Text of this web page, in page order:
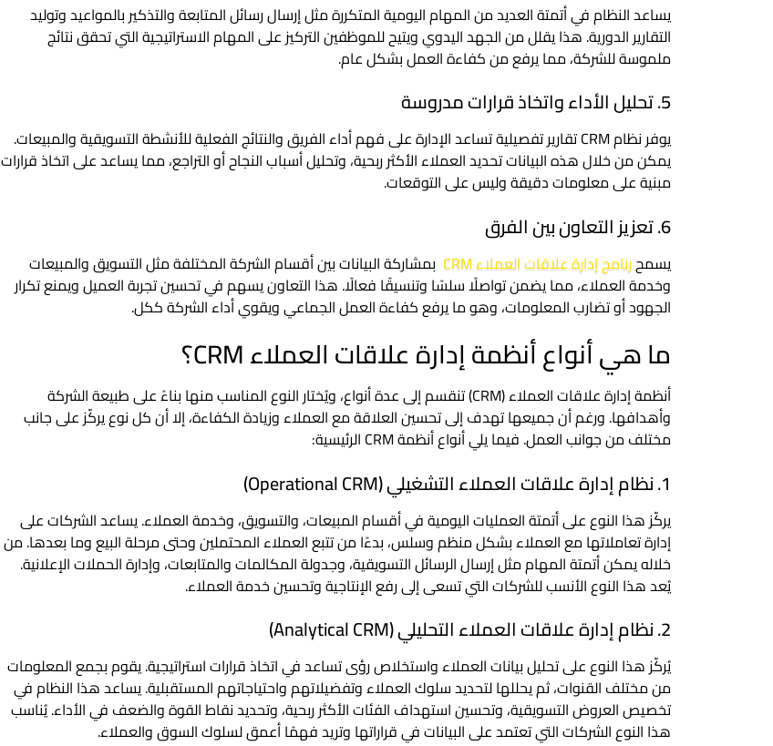
يساعد النظام في أتمتة العديد من المهام اليومية المتكررة مثل إرسال رسائل المتابعة والتذكير بالمواعيد وتوليد
التقارير الدورية. هذا يقلل من الجهد اليدوي ويتيح للموظفين التركيز على المهام الاستراتيجية التي تحقق نتائج
ملموسة للشركة، مما يرفع من كفاءة العمل بشكل عام.
5. تحليل الأداء واتخاذ قرارات مدروسة
يوفر نظام CRM تقارير تفصيلية تساعد الإدارة على فهم أداء الفريق والنتائج الفعلية للأنشطة التسويقية والمبيعات.
يمكن من خلال هذه البيانات تحديد العملاء الأكثر ربحية، وتحليل أسباب النجاح أو التراجع، مما يساعد على اتخاذ قرارات
مبنية على معلومات دقيقة وليس على التوقعات.
6. تعزيز التعاون بين الفرق
يسمحرنامج إدارة علاقات العملاء CRM
بمشاركة البيانات بين أقسام الشركة المختلفة مثل التسويق والمبيعات
وخدمة العملاء، مما يضمن تواصلًا سلسًا وتنسيقًا فعالًا. هذا التعاون يسهم في تحسين تجربة العميل ويمنع تكرار
الجهود أو تضارب المعلومات، وهو ما يرفع كفاءة العمل الجماعي ويقوي أداء الشركة ككل.
ما هي أنواع أنظمة إدارة علاقات العملاء CRM؟
أنظمة إدارة علاقات العملاء (CRM) تنقسم إلى عدة أنواع، ويُختار النوع المناسب منها بناءً على طبيعة الشركة
وأهدافها. ورغم أن جميعها تهدف إلى تحسين العلاقة مع العملاء وزيادة الكفاءة، إلا أن كل نوع يركّز على جانب
مختلف من جوانب العمل. فيما يلي أنواع أنظمة CRM الرئيسية:
1. نظام إدارة علاقات العملاء التشغيلي (Operational CRM)
يركّز هذا النوع على أتمتة العمليات اليومية في أقسام المبيعات، والتسويق، وخدمة العملاء. يساعد الشركات على
إدارة تعاملاتها مع العملاء بشكل منظم وسلس، بدءًا من تتبع العملاء المحتملين وحتى مرحلة البيع وما بعدها. من
خلاله يمكن أتمتة المهام مثل إرسال الرسائل التسويقية، وجدولة المكالمات والمتابعات، وإدارة الحملات الإعلانية.
يُعد هذا النوع الأنسب للشركات التي تسعى إلى رفع الإنتاجية وتحسين خدمة العملاء.
2. نظام إدارة علاقات العملاء التحليلي (Analytical CRM)
يُركّز هذا النوع على تحليل بيانات العملاء واستخلاص رؤى تساعد في اتخاذ قرارات استراتيجية. يقوم بجمع المعلومات
من مختلف القنوات، ثم يحللها لتحديد سلوك العملاء وتفضيلاتهم واحتياجاتهم المستقبلية. يساعد هذا النظام في
تخصيص العروض التسويقية، وتحسين استهداف الفئات الأكثر ربحية، وتحديد نقاط القوة والضعف في الأداء. يُناسب
هذا النوع الشركات التي تعتمد على البيانات في قراراتها وتريد فهمًا أعمق لسلوك السوق والعملاء.